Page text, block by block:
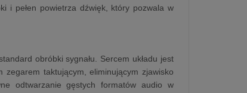
i pełen powietrza dźwięk, który pozwala w
obróbki sygnału. Sercem układu jest
zegarem taktującym, eliminującym zjawisko
odtwarzanie gęstych formatów audio w